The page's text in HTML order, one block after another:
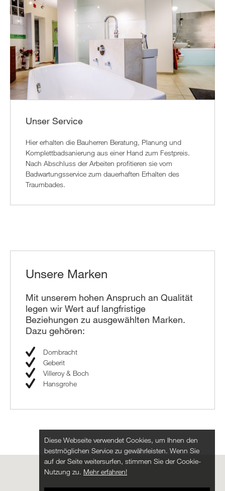
Unser Service
Hier erhalten die Bauherren Beratung, Planung und
Komplettbadsanierung aus einer Hand zum Festpreis.
Nach Abschluss der Arbeiten profitieren sie vom
Badwartungsservice zum dauerhaften Erhalten des
Traumbades.
Unsere Marken
Mit unserem hohen Anspruch an Qualität
legen wir Wert auf langfristige
Beziehungen zu ausgewählten Marken.
Dazu gehören:
Dornbracht
Geberit
Villeroy & Boch
Hansgrohe
Diese Webseite verwendet Cookies, um Ihnen den
bestmöglichen Service zu gewährleisten. Wenn Sie
auf der Seite weitersurfen, stimmen Sie der Cookie-
Nutzung zu. Mehr erfahren!